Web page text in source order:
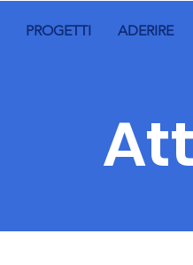
PROGETTI ADERIRE